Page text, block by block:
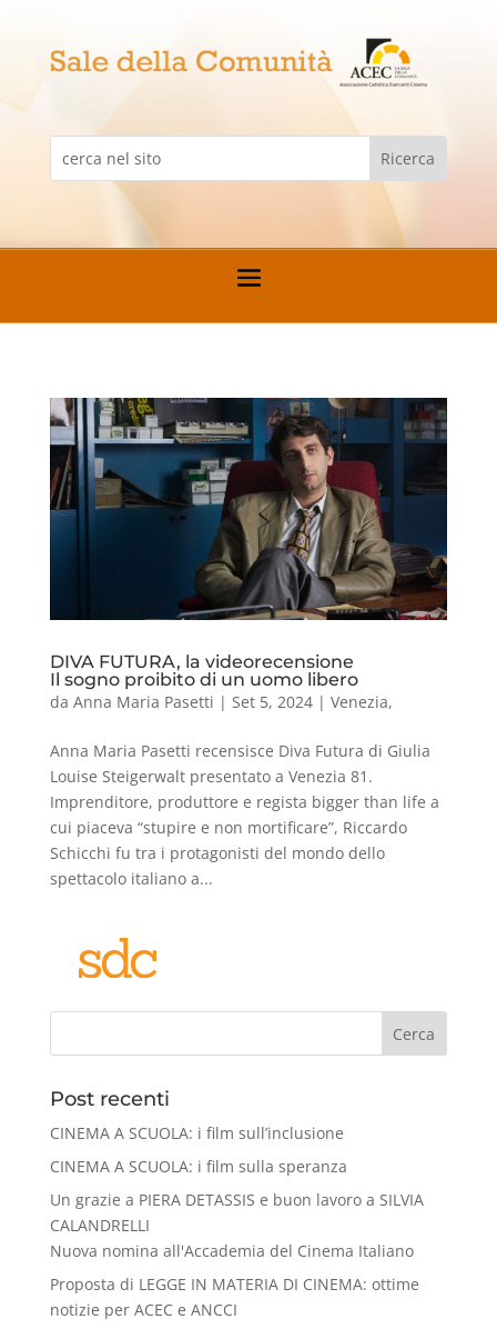
DIVA FUTURA, la videorecensione
Il sogno proibito di un uomo libero
da Anna Maria Pasetti | Set 5, 2024| Venezia,
Anna Maria Pasetti recensisce Diva Futura di Giulia
Louise Steigerwalt presentato a Venezia 81.
Imprenditore, produttore e regista bigger than life a
cui piaceva “stupire e non mortificare”, Riccardo
Schicchi fu tra i protagonisti del mondo dello
spettacolo italiano a...
Cerca
Post recenti
CINEMA A SCUOLA: i film sull’inclusione
CINEMA A SCUOLA: i film sulla speranza
Un grazie a PIERA DETASSIS e buon lavoro a SILVIA
CALANDRELLI
Nuova nomina all'Accademia del Cinema Italiano
Proposta di LEGGE IN MATERIA DI CINEMA: ottime
notizie per ACEC e ANCCI